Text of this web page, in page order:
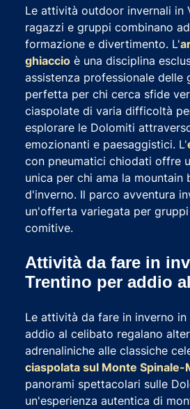
Le attività outdoor invernali in
ragazzi e gruppi combinano
formazione e divertimento. L'
ghiaccio è una disciplina
assistenza professionale delle
perfetta per chi cerca sfide
ciaspolate di varia difficoltà
esplorare le Dolomiti
emozionanti e paesaggistici. L'
con pneumatici chiodati offre
unica per chi ama la mountain
d'inverno. Il parco avventura
un'offerta variegata per
comitive.
Attività da fare in
Trentino per addio
Le attività da fare in inverno in
addio al celibato regalano
adrenaliniche alle classiche
ciaspolata sul Monte Spinale-
panorami spettacolari sulle
un'esperienza autentica di